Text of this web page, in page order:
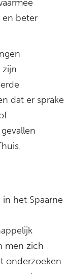
en beter
zijn
dat er sprake
het Spaarne
men zich
onderzoeken